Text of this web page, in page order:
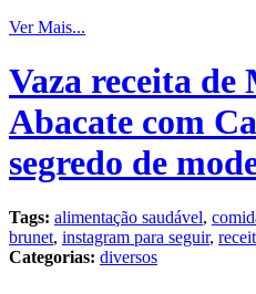
Ver Mais...
Vaza receita de
Abacate com
segredo de
Tags: alimentação saudável,
brunet, instagram para seguir,
Categorias: diversos